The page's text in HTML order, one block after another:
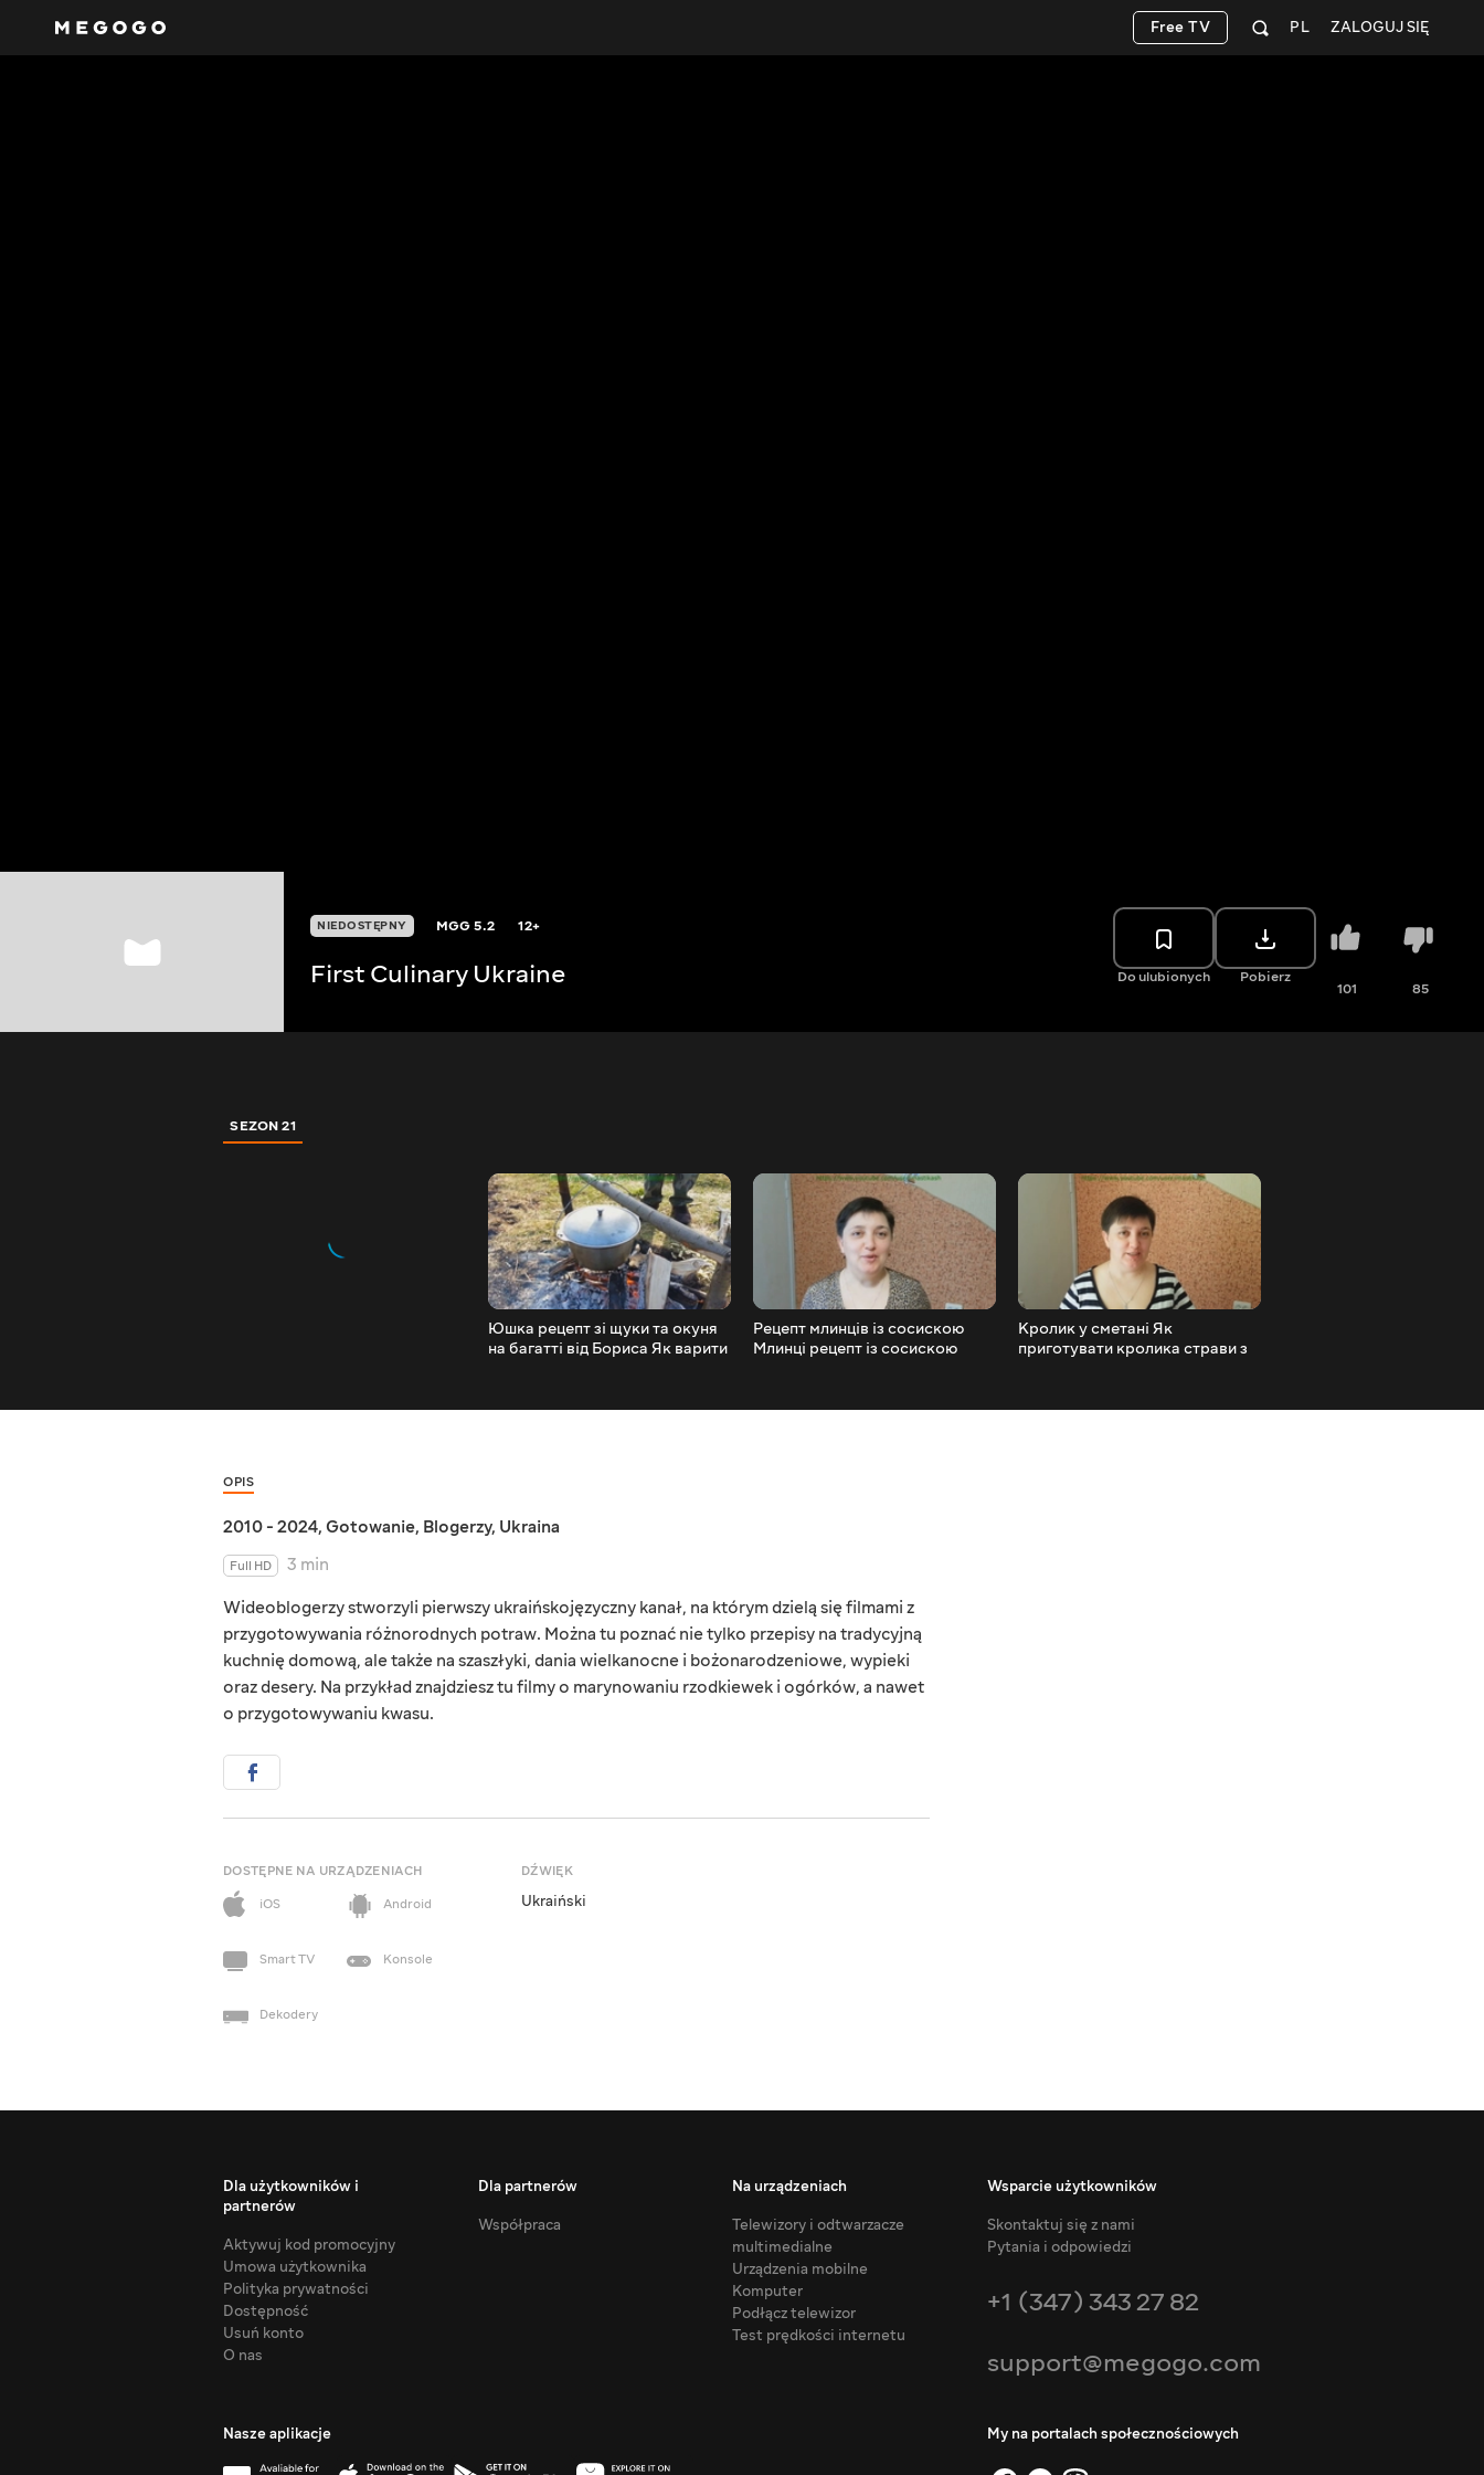
ZALOGUJ SIĘ
PL
Free TV
NIEDOSTĘPNY MGG5.2 12+
First Culinary Ukraine Do ulubionych Pobierz
101 85
SEZON 21
Юшка рецепт зі щуки та окуня
на багатті від Бориса Як варити
Рецепт млинців із сосискою
Млинці рецепт із сосискою
Кролик у сметані Як
приготувати кролика страви з
OPIS
2010 - 2024, Gotowanie, Blogerzy, Ukraina
Full HD
3 min
Wideoblogerzy stworzyli pierwszy ukraińskojęzyczny kanał, na którym dzielą się filmami z
przygotowywania różnorodnych potraw. Można tu poznać nie tylko przepisy na tradycyjną
kuchnię domową, ale także na szaszłyki, dania wielkanocne i bożonarodzeniowe, wypieki
oraz desery. Na przykład znajdziesz tu filmy o marynowaniu rzodkiewek i ogórków, a nawet
o przygotowywaniu kwasu.
DOSTĘPNE NA URZĄDZENIACH
iOS
Android
Smart TV Konsole
Dekodery
DŹWIĘK
Ukraiński
Dla użytkowników i
partnerów
Aktywuj kod promocyjny
Umowa użytkownika
Polityka prywatności
Dostępność
Usuń konto
O nas
Dla partnerów
Współpraca
Na urządzeniach
Telewizory i odtwarzacze
multimedialne
Urządzenia mobilne
Komputer
Podłącz telewizor
Test prędkości internetu
Wsparcie użytkowników
Skontaktuj się z nami
Pytania i odpowiedzi
+1 (347) 343 27 82
support@megogo.com
Nasze aplikacje My na portalach społecznościowych